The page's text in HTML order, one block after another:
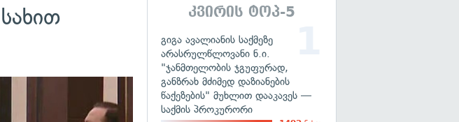
კვირის ტოპ-5
გიგა ავალიანის საქმეზე
არასრულწლოვანი ნ.ი.
"ჯანმთელობის ჯგუფურად,
განზრახ მძიმედ დაზიანების
წაქეზების" მუხლით დააკავეს —
საქმის პროკურორი